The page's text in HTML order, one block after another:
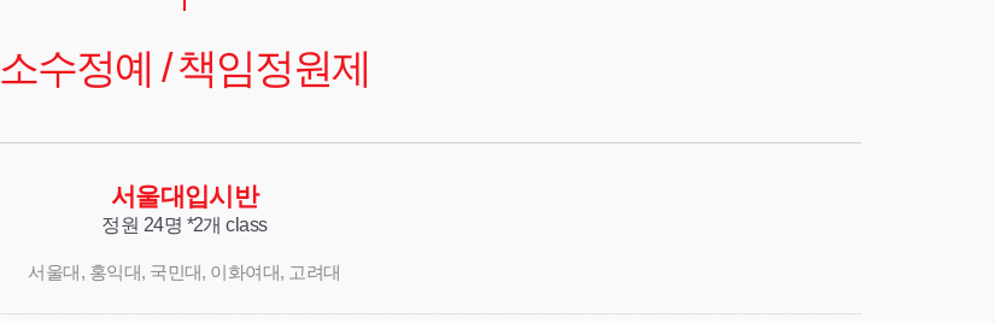
소수정예 / 책임정원제
서울대입시반
정원 24명 *2개 class
서울대, 홍익대, 국민대, 이화여대, 고려대